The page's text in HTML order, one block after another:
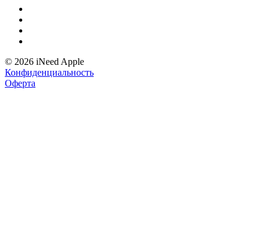
© 2026 iNeed Apple
Конфиденциальность
Оферта